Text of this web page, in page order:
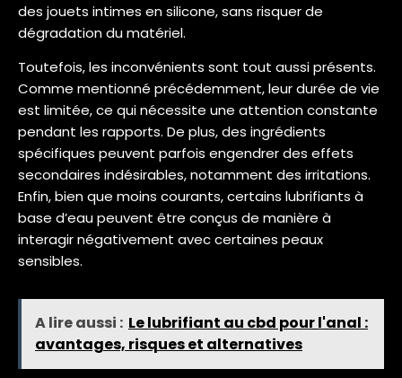
des jouets intimes en silicone, sans risquer de
dégradation du matériel.
Toutefois, les inconvénients sont tout aussi présents.
Comme mentionné précédemment, leur durée de vie
est limitée, ce qui nécessite une attention constante
pendant les rapports. De plus, des ingrédients
spécifiques peuvent parfois engendrer des effets
secondaires indésirables, notamment des irritations.
Enfin, bien que moins courants, certains lubrifiants à
base d’eau peuvent être conçus de manière à
interagir négativement avec certaines peaux
sensibles.
A lire aussi : Le lubrifiant au cbd pour l'anal :
avantages, risques et alternatives